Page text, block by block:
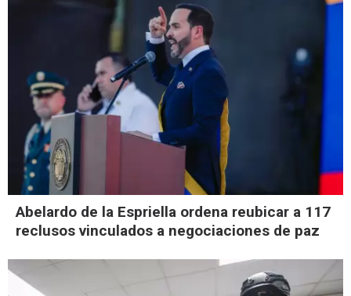
Abelardo de la Espriella ordena reubicar a 117
reclusos vinculados a negociaciones de paz